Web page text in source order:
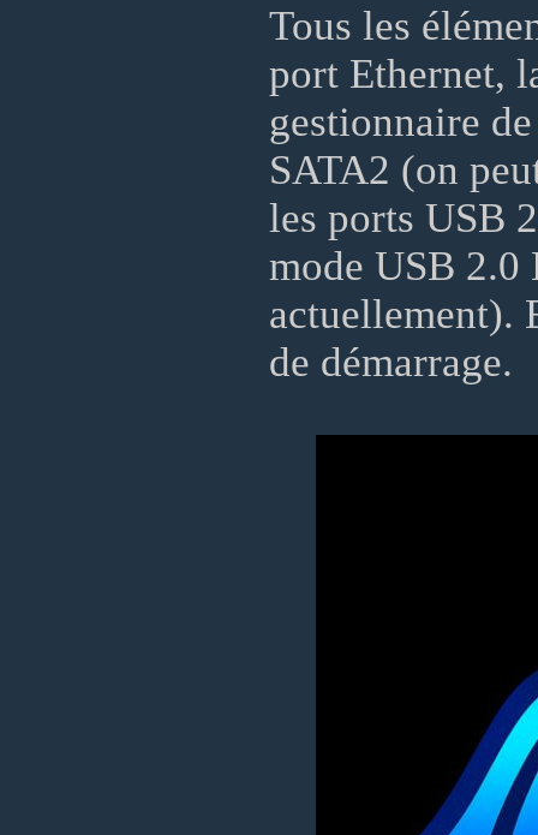
Tous les
port Ethernet,
gestionnaire
SATA2 (on
les ports USB
mode USB 2.0
actuellement).
de démarrage.